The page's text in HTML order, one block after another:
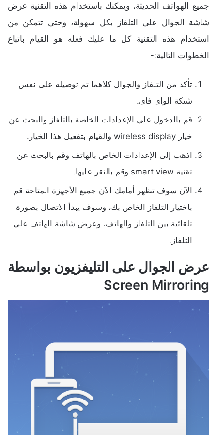
جميع الهواتف الحديثة، ويمكنك باستخدام هذه التقنية عرض
شاشة الجوال على التلفاز بكل سهولة، وحتى تتمكن من
استخدام هذه التقنية كل ما عليك فعله هو القيام باتباع
الخطوات التالية:-
تأكد من التلفاز والجوال كلاهما تم توصيله على نفس
شبكة الواي فاي.
قم بالدخول على الإعدادات الخاصة بالتلفاز والبحث عن
خيار wireless display والقيام بتفعيل هذا الخيار.
اذهب إلى الإعدادات الخاص بالهاتف وقم بالبحث عن
تقنية smart view وقم بالنقر عليها.
الآن سوف تظهر أمامك الآن جميع الأجهزة المتاحة قم
باختيار التلفاز الخاص بك، وسوف يبدأ الاتصال بصورة
تلقائية بين التلفاز والهاتف، وعرض شاشة الهاتف على
التلفاز.
عرض الجوال على التليفزيون بواسطة
Screen Mirroring